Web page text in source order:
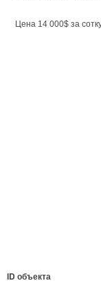
Цена 14 000$ за
ID объекта